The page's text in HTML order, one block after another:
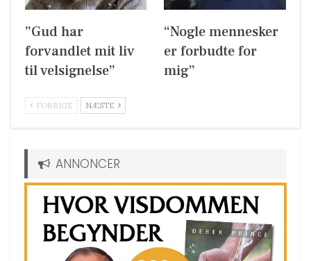
”Gud har
forvandlet mit liv
til velsignelse”
“Nogle mennesker
er forbudte for
mig”
FORRIGE NÆSTE
ANNONCER